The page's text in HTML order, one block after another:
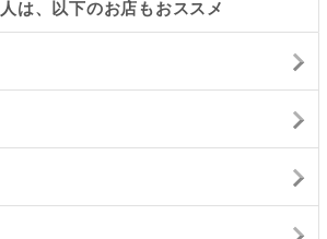
は、以下のお店もおススメ